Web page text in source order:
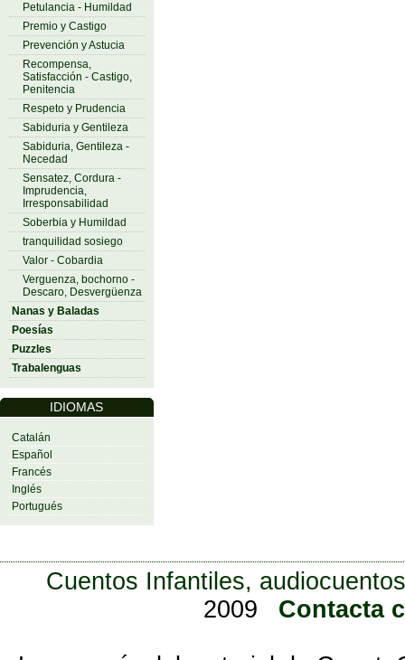
Petulancia - Humildad
Premio y Castigo
Prevención y Astucia
Recompensa,
Satisfacción - Castigo,
Penitencia
Respeto y Prudencia
Sabiduria y Gentileza
Sabiduria, Gentileza -
Necedad
Sensatez, Cordura -
Imprudencia,
Irresponsabilidad
Soberbia y Humildad
tranquilidad sosiego
Valor - Cobardia
Verguenza, bochorno -
Descaro, Desvergüenza
Nanas y Baladas
Poesías
Puzzles
Trabalenguas
IDIOMAS
Catalán
Español
Francés
Inglés
Portugués
Cuentos Infantiles,
2009
Contacta